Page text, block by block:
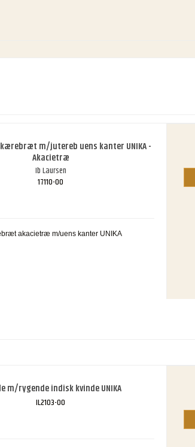
m/jutereb uens kanter UNIKA -
Akacietræ
Ib Laursen
17110-00
akacietræ m/uens kanter UNIKA
m/rygende indisk kvinde UNIKA
IL2103-00